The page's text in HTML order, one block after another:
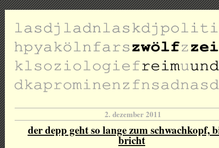
2. dezember 2011
der depp geht so lange zum schwachkopf,
bricht